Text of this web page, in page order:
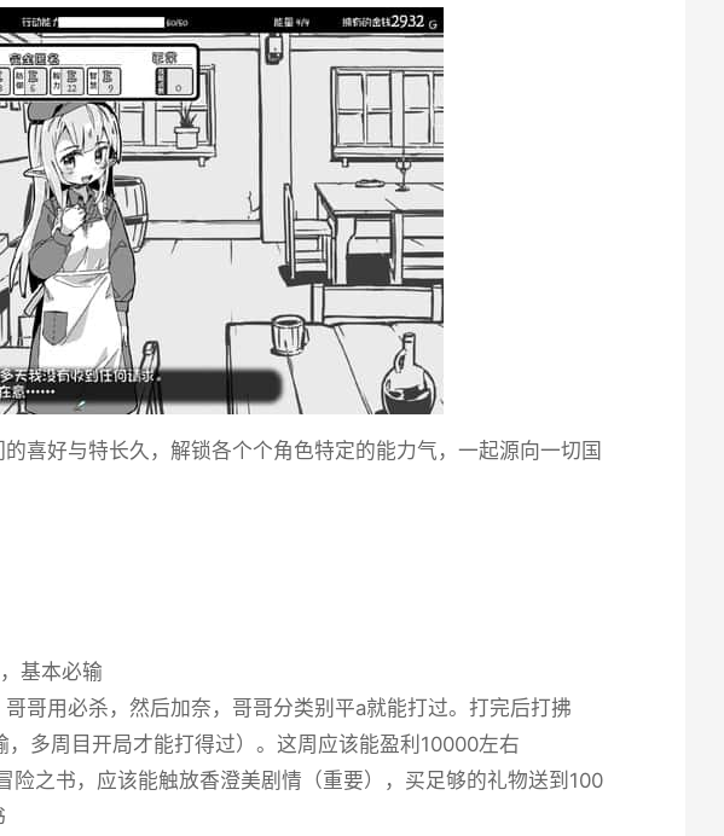
喜好与特长久，解锁各个个角色特定的能力气，一起源向一切国
基本必输
哥用必杀，然后加奈，哥哥分类别平a就能打过。打完后打拂
多周目开局才能打得过）。这周应该能盈利10000左右
险之书，应该能触放香澄美剧情（重要），买足够的礼物送到100